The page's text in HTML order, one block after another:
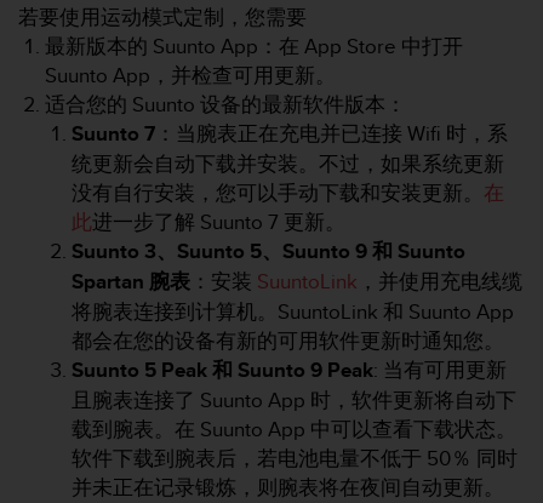
若要使用运动模式定制，您需要
最新版本的 Suunto App：在 App Store 中打开
Suunto App，并检查可用更新。
适合您的 Suunto 设备的最新软件版本：
Suunto 7 ：当腕表正在充电并已连接 Wifi 时，系
统更新会自动下载并安装。不过，如果系统更新
没有自行安装，您可以手动下载和安装更新。 在
此进一步了解 Suunto 7 更新。
Suunto 3、Suunto 5、Suunto 9 和 Suunto
Spartan 腕表 ：安装 SuuntoLink ，并使用充电线缆
将腕表连接到计算机。SuuntoLink 和 Suunto App
都会在您的设备有新的可用软件更新时通知您。
Suunto 5 Peak 和 Suunto 9 Peak: 当有可用更新
且腕表连接了 Suunto App 时，软件更新将自动下
载到腕表。在 Suunto App 中可以查看下载状态。
软件下载到腕表后，若电池电量不低于 50％ 同时
并未正在记录锻炼，则腕表将在夜间自动更新。